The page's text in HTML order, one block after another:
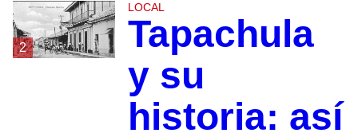
2
LOCAL
Tapachula
y su
historia: así